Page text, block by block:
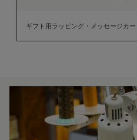
ギフト用ラッピング・メッセージカ